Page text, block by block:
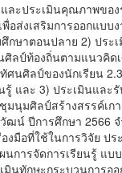
ละประเมินคุณภาพขอ
อส่งเสริมการออกแบ
กษาตอนปลาย 2) ประ
ลป์ท้องถิ่นตามแนวคิด
ศนศิลป์ของนักเรียน
และ 3) ประเมินและ
มนุมศิลป์สร้างสรรค์เ
น์ ปีการศึกษา 2566
องมือที่ใช้ในการวิจัย ป
นการจัดการเรียนรู้ แ
มินทักษะกระบวนการ